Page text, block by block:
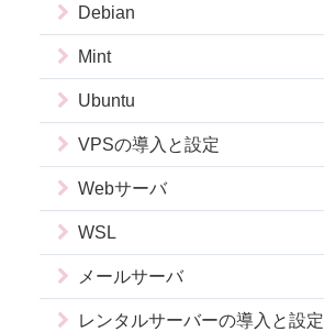
Debian
Mint
Ubuntu
VPSの導入と設定
Webサーバ
WSL
メールサーバ
レンタルサーバーの導入と設定